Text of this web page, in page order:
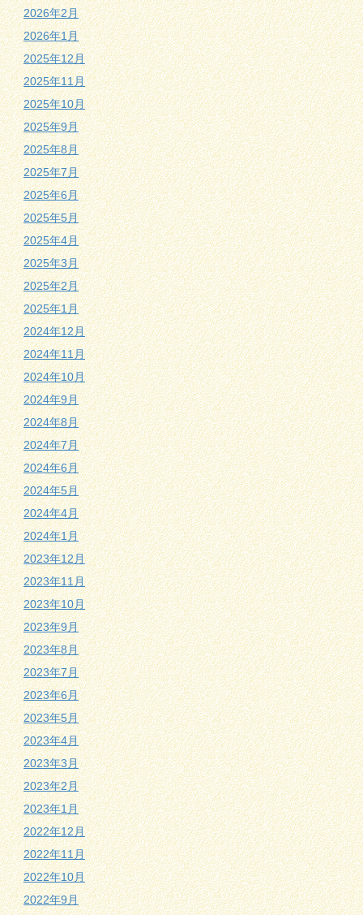
2026年2月
2026年1月
2025年12月
2025年11月
2025年10月
2025年9月
2025年8月
2025年7月
2025年6月
2025年5月
2025年4月
2025年3月
2025年2月
2025年1月
2024年12月
2024年11月
2024年10月
2024年9月
2024年8月
2024年7月
2024年6月
2024年5月
2024年4月
2024年1月
2023年12月
2023年11月
2023年10月
2023年9月
2023年8月
2023年7月
2023年6月
2023年5月
2023年4月
2023年3月
2023年2月
2023年1月
2022年12月
2022年11月
2022年10月
2022年9月